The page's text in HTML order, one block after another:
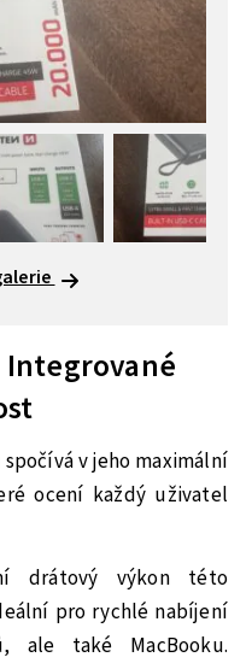
v jeho maximální
ocení každý uživatel
drátový výkon této
pro rychlé nabíjení
ale také MacBooku.